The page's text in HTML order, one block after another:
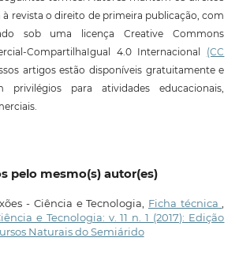
revista o direito de primeira publicação, com
sob uma licença Creative Commons
CompartilhaIgual 4.0 Internacional (CC
artigos estão disponíveis gratuitamente e
privilégios para atividades educacionais,
pelo mesmo(s) autor(es)
- Ciência e Tecnologia, Ficha técnica
e Tecnologia: v. 11 n. 1 (2017): Edição
Naturais do Semiárido